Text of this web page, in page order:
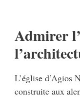
Admirer
L’église d’Agios
construite aux